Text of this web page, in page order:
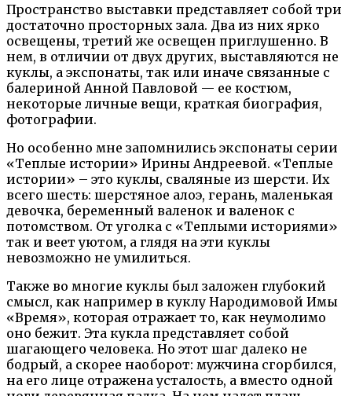
Пространство выставки представляет собой три
достаточно просторных зала. Два из них ярко
освещены, третий же освещен приглушенно. В
нем, в отличии от двух других, выставляются не
куклы, а экспонаты, так или иначе связанные с
балериной Анной Павловой — ее костюм,
некоторые личные вещи, краткая биография,
фотографии.
Но особенно мне запомнились экспонаты серии
«Теплые истории» Ирины Андреевой. «Теплые
истории» – это куклы, сваляные из шерсти. Их
всего шесть: шерстяное алоэ, герань, маленькая
девочка, беременный валенок и валенок с
потомством. От уголка с «Теплыми историями»
так и веет уютом, а глядя на эти куклы
невозможно не умилиться.
Также во многие куклы был заложен глубокий
смысл, как например в куклу Народимовой Имы
«Время», которая отражает то, как неумолимо
оно бежит. Эта кукла представляет собой
шагающего человека. Но этот шаг далеко не
бодрый, а скорее наоборот: мужчина сгорбился,
на его лице отражена усталость, а вместо одной